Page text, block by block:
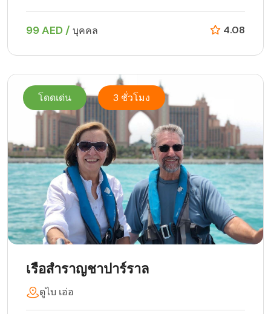
99 AED / บุคคล 4.08
โดดเด่น 3 ชั่วโมง
เรือสำราญชาปาร์ราล
ดูไบ เอ่อ